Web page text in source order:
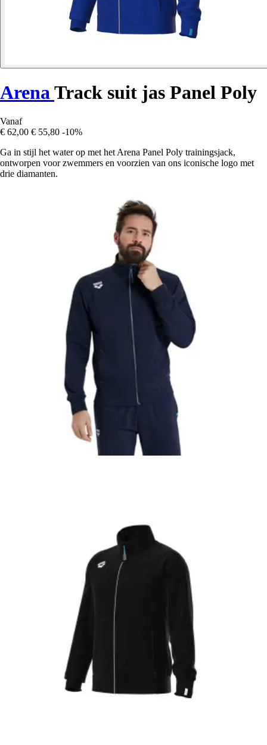
Arena Track suit jas Panel Poly
Vanaf
€ 62,00 € 55,80 -10%
Ga in stijl het water op met het Arena Panel Poly trainingsjack,
ontworpen voor zwemmers en voorzien van ons iconische logo met
drie diamanten.